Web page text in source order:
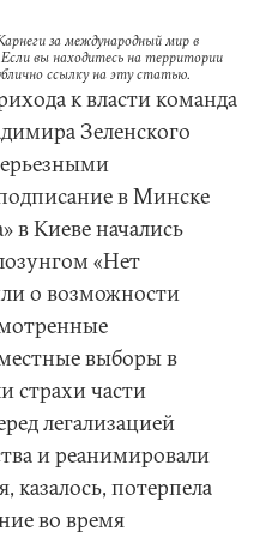
за международный мир в
вы находитесь на территории
ссылку на эту статью.
к власти команда
Зеленского
в Минске
Киеве начались
«Нет
о возможности
выборы в
страхи части
легализацией
и реанимировали
казалось, потерпела
во время